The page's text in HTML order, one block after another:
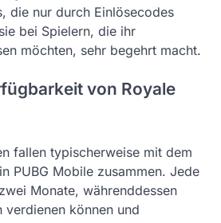
die nur durch Einlösecodes
bei Spielern, die ihr
möchten, sehr begehrt macht.
von Royale
fallen typischerweise mit dem
PUBG Mobile zusammen. Jede
Monate, währenddessen
verdienen können und